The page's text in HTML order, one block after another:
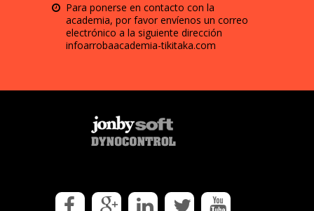
Para ponerse en contacto con la
academia, por favor envíenos un correo
electrónico a la siguiente dirección
infoarrobaacademia-tikitaka.com